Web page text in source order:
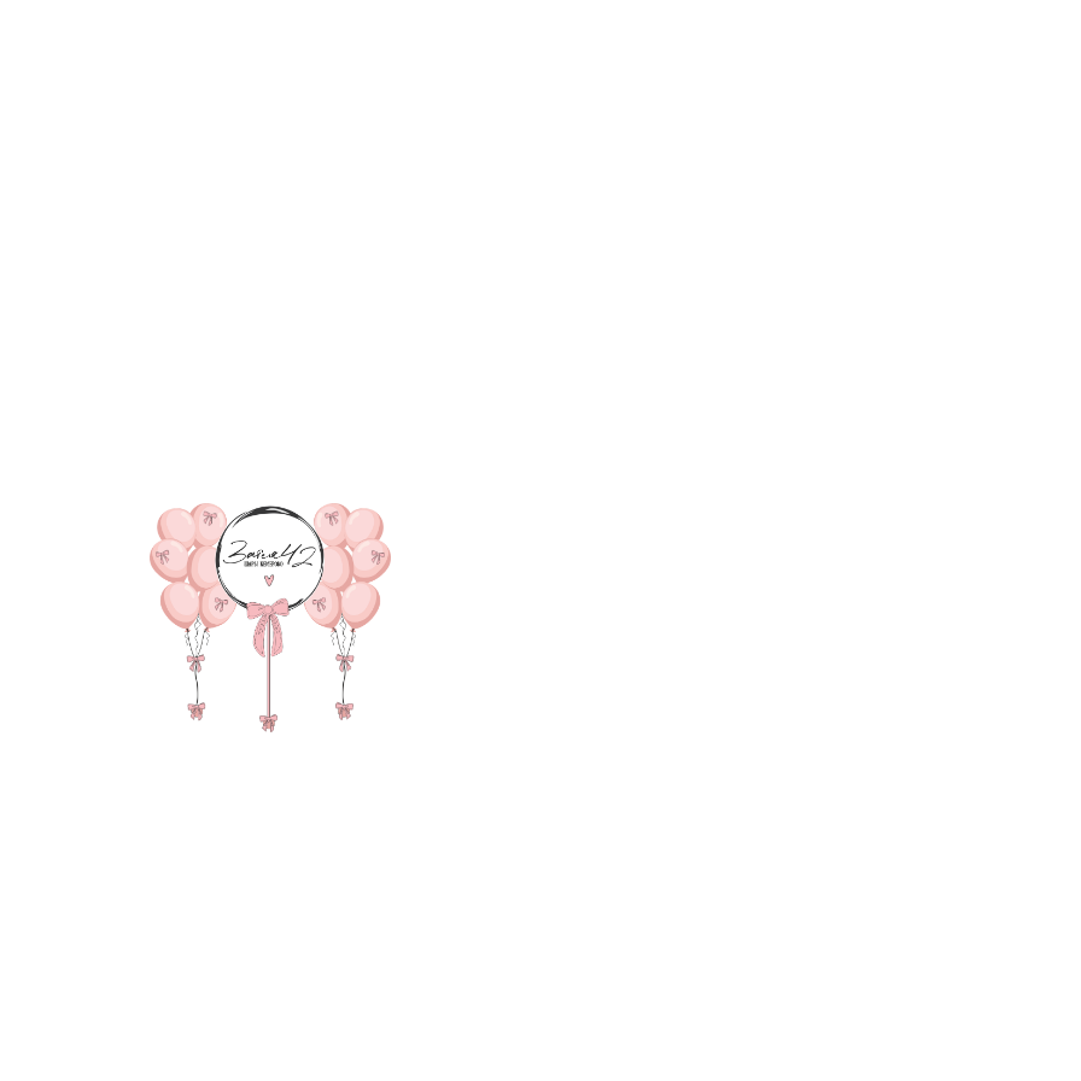
8 415 р.
В КОРЗИНУ
15 шаров на дождике в потолок (4 хром, 11 пастель) Метровая цифра
Фигура Мишка Фигура Ёжика 4 одиночных пастельных шара 3